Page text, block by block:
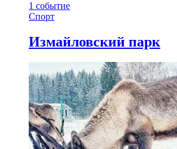
1 событие
Спорт
Измайловский парк